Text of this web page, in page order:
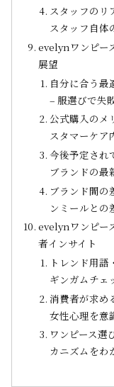
スタッフのリ
スタッフ自体
evelynワンピー
展望
自分に合う最
– 服選びで失
公式購入のメ
スタマーケア
今後予定され
ブランドの最
ブランド間の
ンミールとの
evelynワンピー
者インサイト
トレンド用語
ギンガムチェ
消費者が求め
女性心理を意
ワンピース選
カニズムをわ